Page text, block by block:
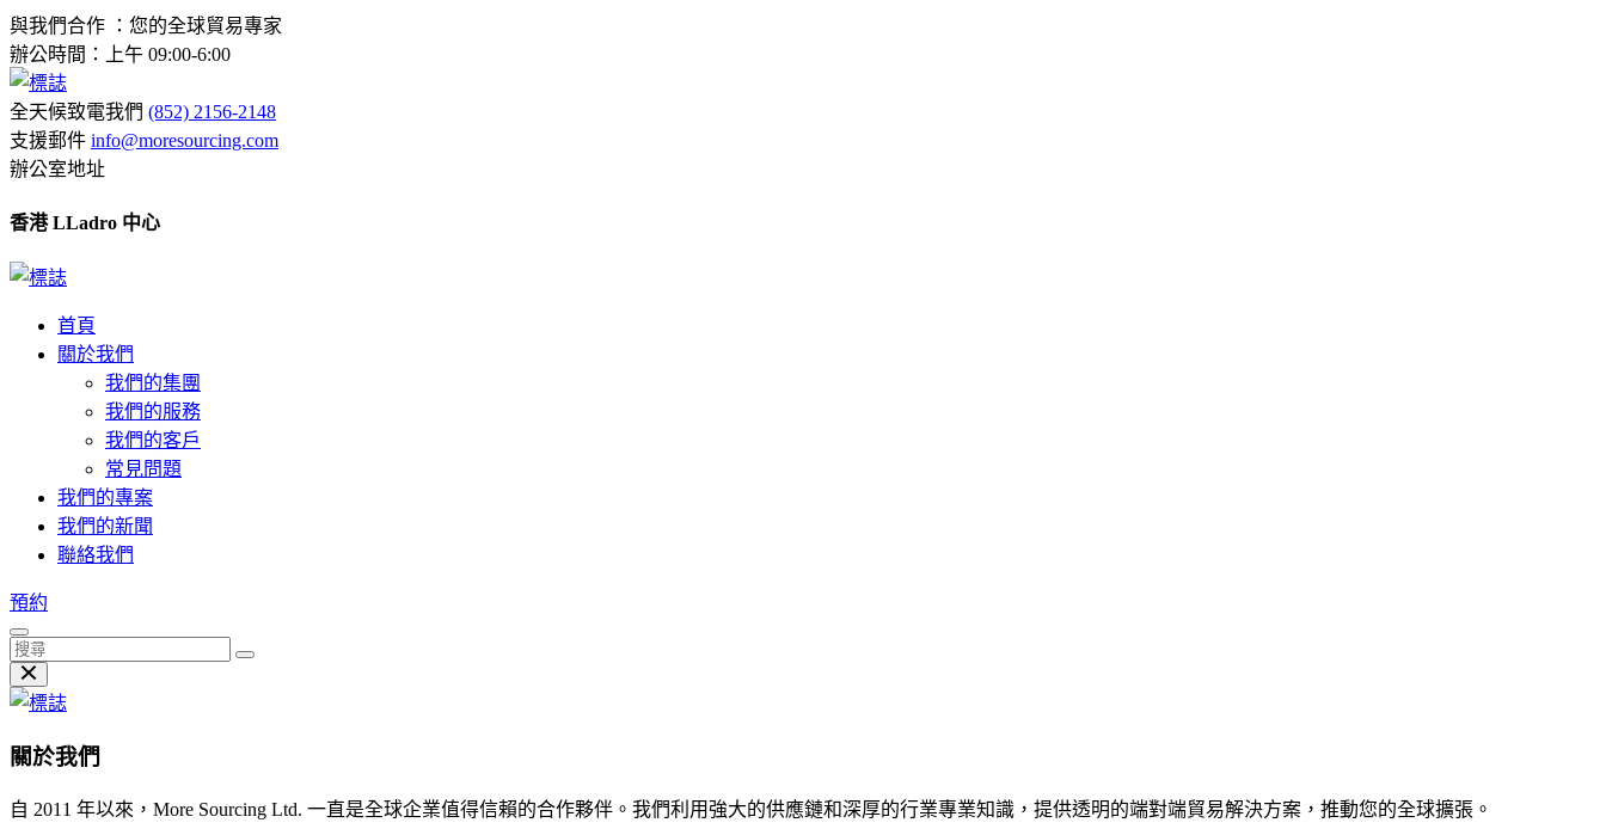
與我們合作 ：您的全球貿易專家
辦公時間：上午 09:00-6:00
全天候致電我們 (852) 2156-2148
支援郵件 info@moresourcing.com
辦公室地址
香港 LLadro 中心
首頁
關於我們
我們的集團
我們的服務
我們的客戶
常見問題
我們的專案
我們的新聞
聯絡我們
預約
關於我們
自 2011 年以來，More Sourcing Ltd. 一直是全球企業值得信賴的合作夥伴。我們利用強大的供應鏈和深厚的行業專業知識，提供透明的端對端貿易解決方案，推動您的全球擴張。